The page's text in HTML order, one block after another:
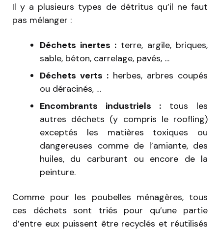
Il y a plusieurs types de détritus qu’il ne faut
pas mélanger :
Déchets inertes : terre, argile, briques,
sable, béton, carrelage, pavés, …
Déchets verts : herbes, arbres coupés
ou déracinés, …
Encombrants industriels : tous les
autres déchets (y compris le roofling)
exceptés les matières toxiques ou
dangereuses comme de l’amiante, des
huiles, du carburant ou encore de la
peinture.
Comme pour les poubelles ménagères, tous
ces déchets sont triés pour qu’une partie
d’entre eux puissent être recyclés et réutilisés